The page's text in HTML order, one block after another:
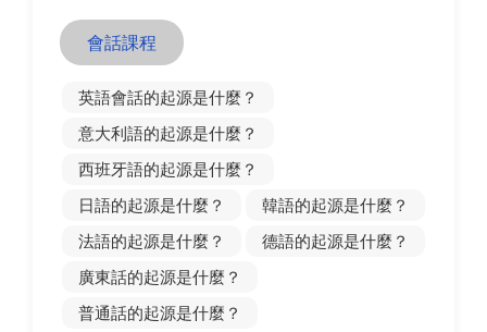
會話課程
英語會話的起源是什麼？
意大利語的起源是什麼？
西班牙語的起源是什麼？
日語的起源是什麼？
韓語的起源是什麼？
法語的起源是什麼？
德語的起源是什麼？
廣東話的起源是什麼？
普通話的起源是什麼？